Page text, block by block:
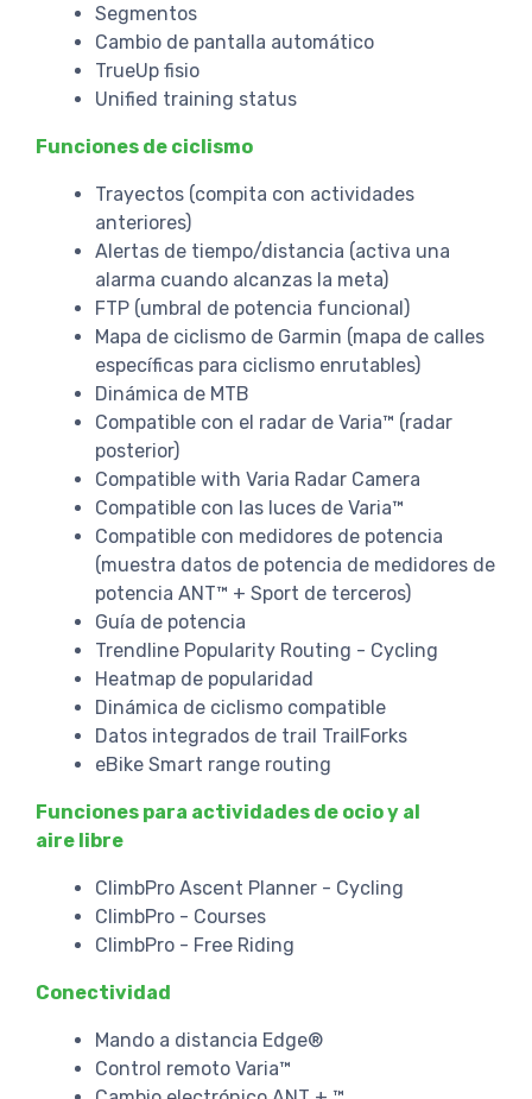
Segmentos
Cambio de pantalla automático
TrueUp fisio
Unified training status
Funciones de ciclismo
Trayectos (compita con actividades
anteriores)
Alertas de tiempo/distancia (activa una
alarma cuando alcanzas la meta)
FTP (umbral de potencia funcional)
Mapa de ciclismo de Garmin (mapa de calles
específicas para ciclismo enrutables)
Dinámica de MTB
Compatible con el radar de Varia™ (radar
posterior)
Compatible with Varia Radar Camera
Compatible con las luces de Varia™
Compatible con medidores de potencia
(muestra datos de potencia de medidores de
potencia ANT™ + Sport de terceros)
Guía de potencia
Trendline Popularity Routing - Cycling
Heatmap de popularidad
Dinámica de ciclismo compatible
Datos integrados de trail TrailForks
eBike Smart range routing
Funciones para actividades de ocio y al
aire libre
ClimbPro Ascent Planner - Cycling
ClimbPro - Courses
ClimbPro - Free Riding
Conectividad
Mando a distancia Edge®
Control remoto Varia™